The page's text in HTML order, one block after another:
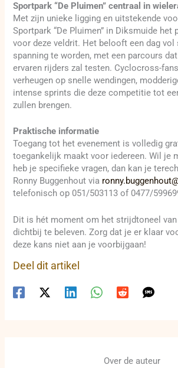
Sportpark “De Pluimen” centraal in
Met zijn unieke ligging en uitstekende
Sportpark “De Pluimen” in Diksmuide het
voor deze veldrit. Het belooft een dag vol
spanning te worden, met een parcours
ervaren rijders zal testen. Cyclocross-
verheugen op snelle wendingen,
intense sprints die deze competitie tot
zullen brengen.
Praktische informatie
Toegang tot het evenement is volledig
toegankelijk maakt voor iedereen. Wil je
heb je specifieke vragen, dan kan je
Ronny Buggenhout via
telefonisch op 051/503113 of 0477/
Dit is hét moment om het strijdtoneel
dichtbij te beleven. Zorg dat je er klaar
deze kans niet aan je voorbijgaan!
Deel dit artikel
Over de auteur